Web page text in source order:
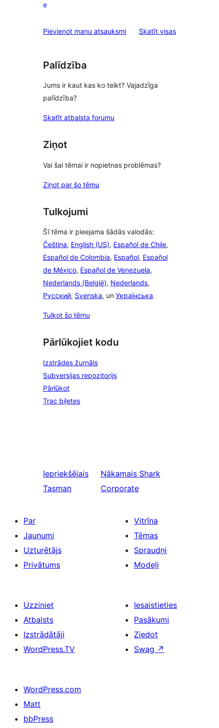
1-
reviews
e
Pievienot manu atsauksmi Skatīt visasatsauksmes
Palīdzība
Jums ir kaut kas ko teikt? Vajadzīga
palīdzība?
Skatīt atbalsta forumu
Ziņot
Vai šai tēmai ir nopietnas problēmas?
Ziņot par šo tēmu
Tulkojumi
Šī tēma ir pieejama šādās valodās:
Čeština, English (US), Español de Chile,
Español de Colombia, Español, Español
de México, Español de Venezuela,
Nederlands (België), Nederlands,
Русский, Svenska, un Українська.
Tulkot šo tēmu
Pārlūkojiet kodu
Izstrādes žurnāls
Subversijas repozitorijs
Pārlūkot
Trac biļetes
Iepriekšējais
Tasman
Nākamais Shark
Corporate
Par
Jaunumi
Uzturētājs
Privātums
Vitrīna
Tēmas
Spraudņi
Modeļi
Uzziniet
Atbalsts
Izstrādātāji
WordPress.TV
Iesaistieties
Pasākumi
Ziedot
Swag ↗
WordPress.com
Matt
bbPress